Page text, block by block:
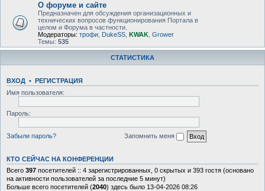
О форуме и сайте
Предназначен для обсуждения организационных и
технических вопросов функционирования Портала в
целом и Форума в частности.
Модераторы: трофи DukeSS KWAK Grower
Темы: 535
СТАТИСТИКА
ВХОД • РЕГИСТРАЦИЯ
Имя пользователя:
Пароль:
Забыли пароль? Запомнить меня
КТО СЕЙЧАС НА КОНФЕРЕНЦИИ
Всего 397 посетителей :: 4 зарегистрированных, 0 скрытых и 393 гостя (основано
на активности пользователей за последние 5 минут)
Больше всего посетителей (2040) здесь было 13-04-2026 08:26